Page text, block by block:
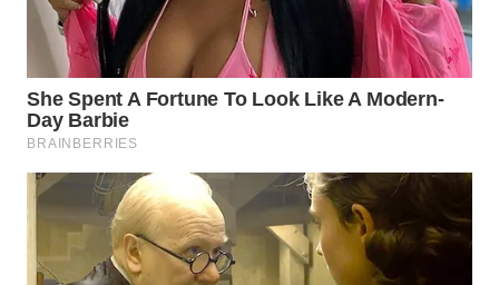
WAHANA
LISTRIK
WAHANA
TRAVEL
WAHANA
WAHANANEWS